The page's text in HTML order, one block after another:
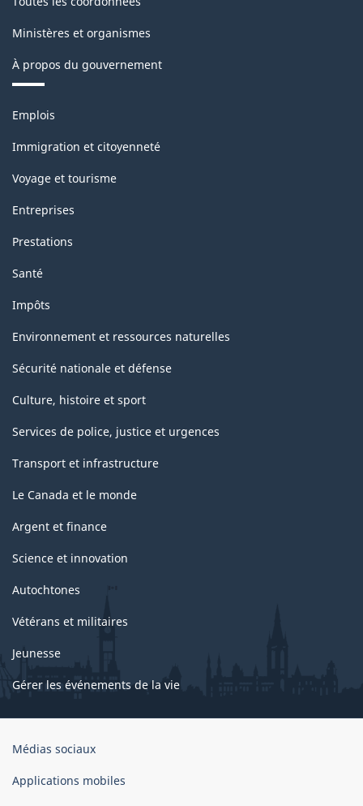
Ministères et organismes
À propos du gouvernement
Thèmes
sujets
Emplois
Immigration et citoyenneté
Voyage et tourisme
Entreprises
Prestations
Santé
Impôts
Environnement et ressources naturelles
Sécurité nationale et défense
Culture, histoire et sport
Services de police, justice et urgences
Transport et infrastructure
Le Canada et le monde
Argent et finance
Science et innovation
Autochtones
Vétérans et militaires
Jeunesse
Gérer les événements de la vie
Organisation
gouvernement
Médias sociaux
Applications mobiles